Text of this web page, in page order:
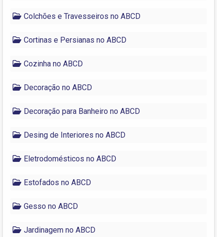
Colchões e Travesseiros no ABCD
Cortinas e Persianas no ABCD
Cozinha no ABCD
Decoração no ABCD
Decoração para Banheiro no ABCD
Desing de Interiores no ABCD
Eletrodomésticos no ABCD
Estofados no ABCD
Gesso no ABCD
Jardinagem no ABCD